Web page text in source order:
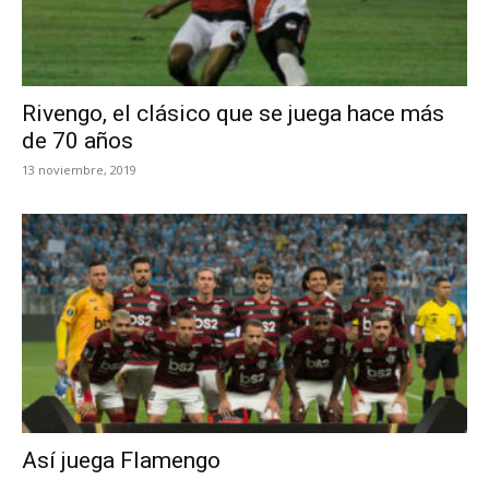
Rivengo, el clásico que se juega hace más
de 70 años
13 noviembre, 2019
Así juega Flamengo